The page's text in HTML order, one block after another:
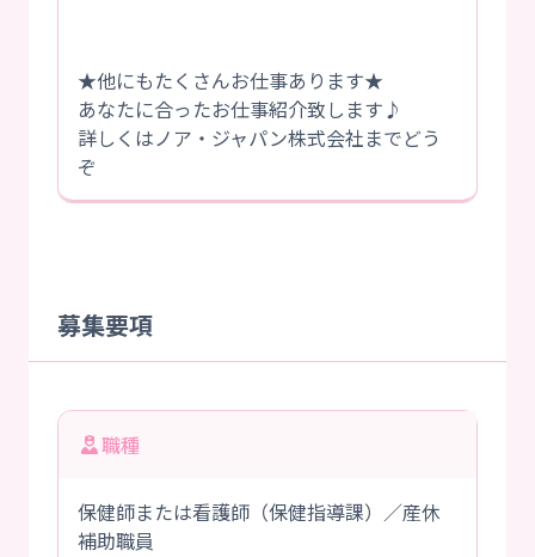
★他にもたくさんお仕事あります★
あなたに合ったお仕事紹介致します♪
詳しくはノア・ジャパン株式会社までどう
ぞ
募集要項
職種
保健師または看護師（保健指導課）／産休
補助職員